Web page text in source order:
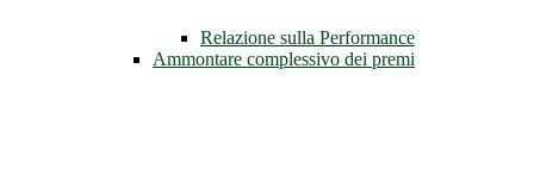
Relazione sulla Performance
Ammontare complessivo dei premi